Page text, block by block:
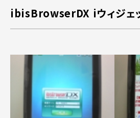
ibisBrowserDX iウィジェ